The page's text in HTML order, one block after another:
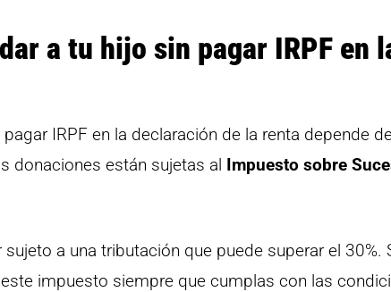
a tu hijo sin pagar IRPF en
IRPF en la declaración de la renta depende
donaciones están sujetas al Impuesto sobre
a una tributación que puede superar el 30%.
impuesto siempre que cumplas con las